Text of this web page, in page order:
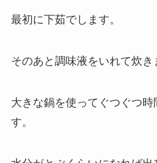
最初に下茹でします。
そのあと調味液をいれて炊き
大きな鍋を使ってぐつぐつ時
す。